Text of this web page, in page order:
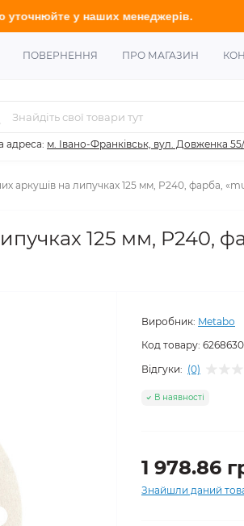
у наших менеджерів.
ПОВЕРНЕННЯ ПРО МАГАЗИН
адреса: м. Івано-Франківськ, вул. Довженка
аркушів на липучках 125 мм, P240, фарба,
125 мм, P240,
Виробник: Metabo
Код товару:
Відгуки: (0)
В наявності
1 978.86
Знайшли даний